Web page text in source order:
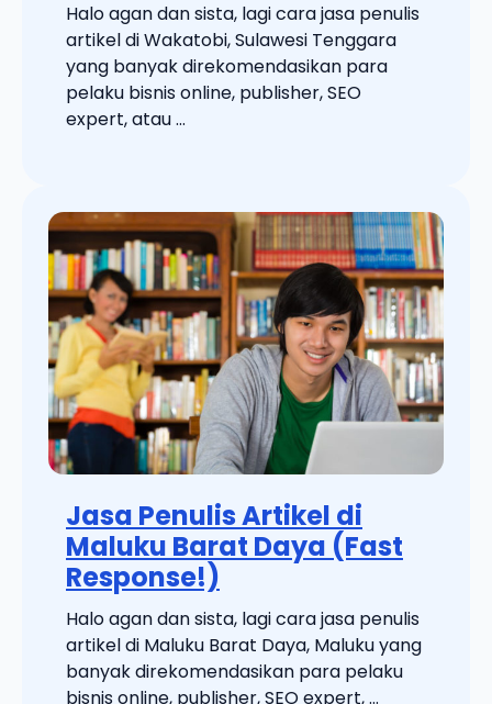
Halo agan dan sista, lagi cara jasa penulis
artikel di Wakatobi, Sulawesi Tenggara
yang banyak direkomendasikan para
pelaku bisnis online, publisher, SEO
expert, atau ...
Jasa Penulis Artikel di
Maluku Barat Daya (Fast
Response!)
Halo agan dan sista, lagi cara jasa penulis
artikel di Maluku Barat Daya, Maluku yang
banyak direkomendasikan para pelaku
bisnis online, publisher, SEO expert, ...